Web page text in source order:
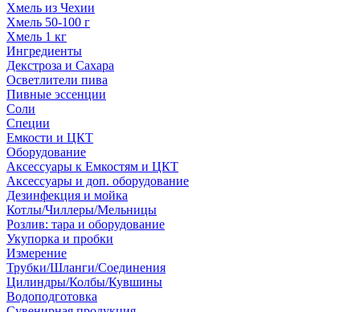
Хмель из Чехии
Хмель 50-100 г
Хмель 1 кг
Ингредиенты
Декстроза и Сахара
Осветлители пива
Пивные эссенции
Соли
Специи
Емкости и ЦКТ
Оборудование
Аксессуары к Емкостям и ЦКТ
Аксессуары и доп. оборудование
Дезинфекция и мойка
Котлы/Чиллеры/Мельницы
Розлив: тара и оборудование
Укупорка и пробки
Измерение
Трубки/Шланги/Соединения
Цилиндры/Колбы/Кувшины
Водоподготовка